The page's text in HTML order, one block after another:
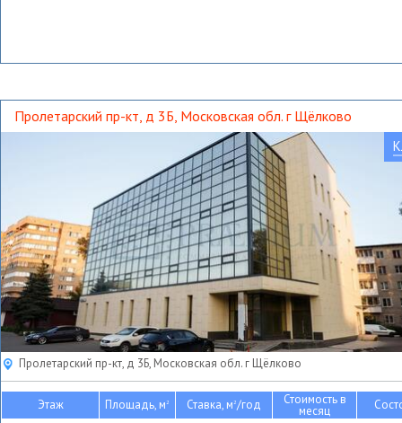
Пролетарский пр-кт, д 3Б, Московская обл. г Щёлково
Пролетарский пр-кт, д 3Б, Московская обл. г Щёлково
Этаж Площадь, м2 Ставка, м2/год Стоимость в
месяц